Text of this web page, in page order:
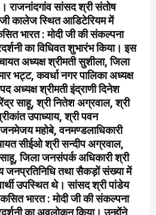
राजनांदगांव सांसद श्री संतोष
कालेज स्थित आडिटेरियम में
भारत : मोदी जी की संकल्पना
का विधिवत शुभारंभ किया। इस
अध्यक्ष श्रीमती सुशीला, जिला
भट्ट, कवर्धा नगर पालिका अध्यक्ष
अध्यक्ष श्रीमती इंद्राणी दिनेश
साहू, श्री नितेश अग्रवाल, श्री
उपाध्याय, श्री पवन
महोबे, वनमण्डलाधिकारी
सीईओ श्री सन्दीप अग्रवाल,
जिला जनसंपर्क अधिकारी श्री
तथा सैकड़ों संख्या में
उपस्थित थे। सांसद श्री पांडेय
भारत : मोदी जी की संकल्पना